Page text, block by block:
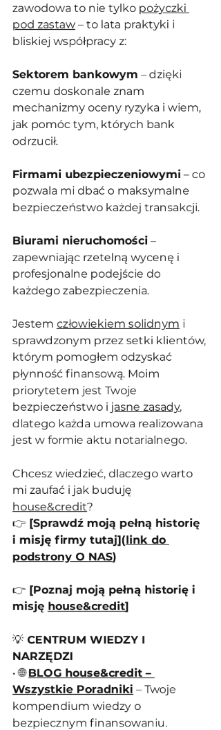
zawodowa to nie tylko pożyczki
pod zastaw – to lata praktyki i
bliskiej współpracy z:
Sektorem bankowym – dzięki
czemu doskonale znam
mechanizmy oceny ryzyka i wiem,
jak pomóc tym, których bank
odrzucił.
Firmami ubezpieczeniowymi – co
pozwala mi dbać o maksymalne
bezpieczeństwo każdej transakcji.
Biurami nieruchomości –
zapewniając rzetelną wycenę i
profesjonalne podejście do
każdego zabezpieczenia.
Jestem człowiekiem solidnym i
sprawdzonym przez setki klientów,
którym pomogłem odzyskać
płynność finansową. Moim
priorytetem jest Twoje
bezpieczeństwo i jasne zasady,
dlatego każda umowa realizowana
jest w formie aktu notarialnego.
Chcesz wiedzieć, dlaczego warto
mi zaufać i jak buduję
house&credit?
👉 [Sprawdź moją pełną historię
i misję firmy tutaj](link do
podstrony O NAS)
👉 [Poznaj moją pełną historię i
misję house&credit]
💡 CENTRUM WIEDZY I
NARZĘDZI
• 🌐 BLOG house&credit –
Wszystkie Poradniki – Twoje
kompendium wiedzy o
bezpiecznym finansowaniu.